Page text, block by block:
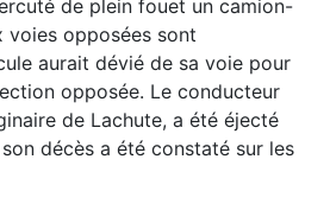
de plein fouet un camion-
voies opposées sont
aurait dévié de sa voie pour
opposée. Le conducteur
de Lachute, a été éjecté
décès a été constaté sur les